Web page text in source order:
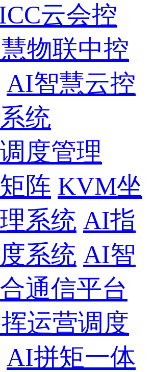
云会控
物联中控
AI智慧云控
统
度管理
阵 KVM坐
系统 AI指
系统 AI智
通信平台
运营调度
AI拼矩一体